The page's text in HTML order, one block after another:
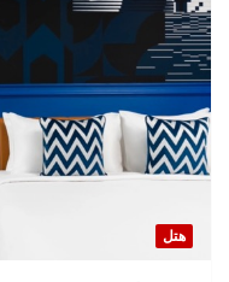
هتل